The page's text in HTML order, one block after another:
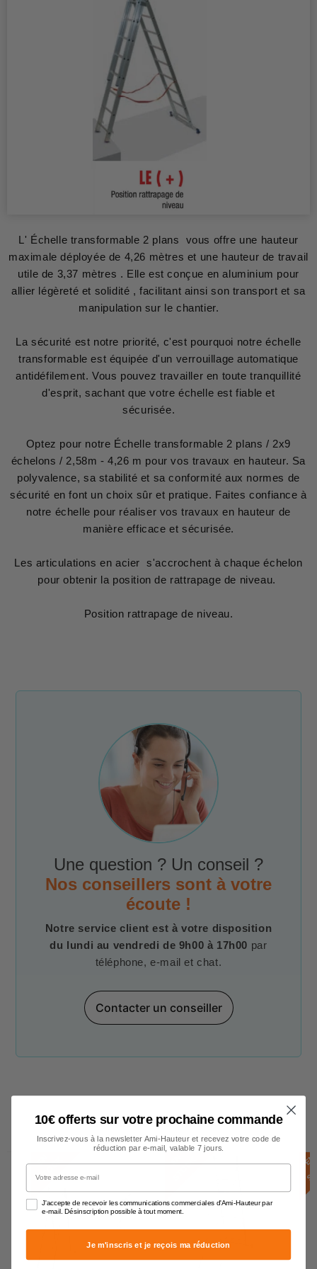
L' Échelle transformable 2 plans vous offre une hauteur
maximale déployée de 4,26 mètres et une hauteur de travail
utile de 3,37 mètres . Elle est conçue en aluminium pour
allier légèreté et solidité , facilitant ainsi son transport et sa
manipulation sur le chantier.
La sécurité est notre priorité, c'est pourquoi notre échelle
transformable est équipée d'un verrouillage automatique
antidéfilement. Vous pouvez travailler en toute tranquillité
d'esprit, sachant que votre échelle est fiable et
sécurisée.
Optez pour notre Échelle transformable 2 plans / 2x9
échelons / 2,58m - 4,26 m pour vos travaux en hauteur. Sa
polyvalence, sa stabilité et sa conformité aux normes de
sécurité en font un choix sûr et pratique. Faites confiance à
notre échelle pour réaliser vos travaux en hauteur de
manière efficace et sécurisée.
Les articulations en acier s'accrochent à chaque échelon
pour obtenir la position de rattrapage de niveau.
Position rattrapage de niveau.
Une question ? Un conseil ?
Nos conseillers sont à votre
écoute !
Notre service client est à votre disposition
du lundi au vendredi de 9h00 à 17h00 par
téléphone, e-mail et chat.
Contacter un conseiller
Echelles transformables
K K E
N
S
T
O
C
10€ offerts sur votre prochaine commande
Inscrivez-vous à la newsletter Ami-Hauteur et recevez votre code de
réduction par e-mail, valable 7 jours.
Votre adresse e-mail
J'accepte de recevoir les communications commerciales d'Ami-Hauteur par
e-mail. Désinscription possible à tout moment.
Je m'inscris et je reçois ma réduction